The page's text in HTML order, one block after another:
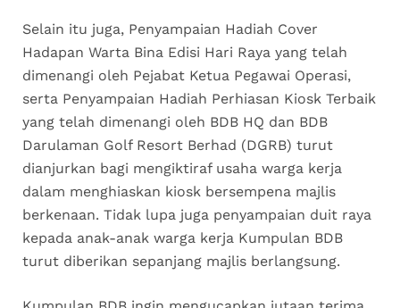
Selain itu juga, Penyampaian Hadiah Cover
Hadapan Warta Bina Edisi Hari Raya yang telah
dimenangi oleh Pejabat Ketua Pegawai Operasi,
serta Penyampaian Hadiah Perhiasan Kiosk Terbaik
yang telah dimenangi oleh BDB HQ dan BDB
Darulaman Golf Resort Berhad (DGRB) turut
dianjurkan bagi mengiktiraf usaha warga kerja
dalam menghiaskan kiosk bersempena majlis
berkenaan. Tidak lupa juga penyampaian duit raya
kepada anak-anak warga kerja Kumpulan BDB
turut diberikan sepanjang majlis berlangsung.